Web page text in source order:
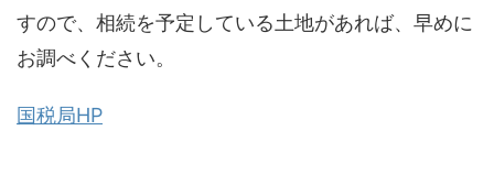
すので、相続を予定している土地があれば、早めに
お調べください。
国税局HP